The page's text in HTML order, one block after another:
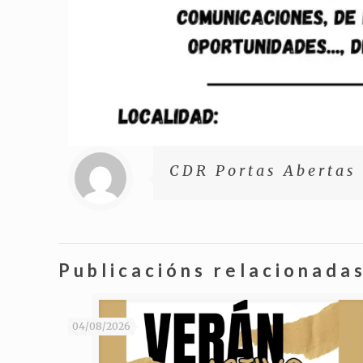
CDR Portas Abertas
Publicacións
04/08/2026